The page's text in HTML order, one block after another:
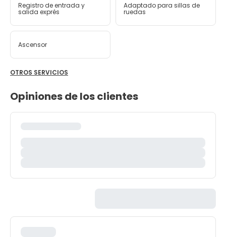
Registro de entrada y
salida exprés
Adaptado para sillas de
ruedas
Ascensor
OTROS SERVICIOS
Opiniones de los clientes